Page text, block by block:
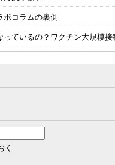
ボコラムの裏側
っているの？ワクチン大規模接
く